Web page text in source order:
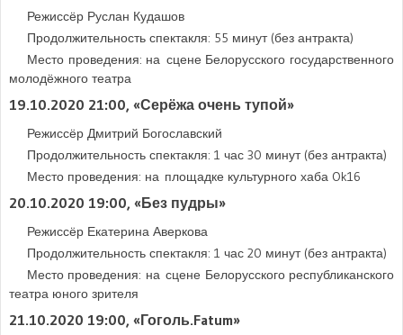
Режиссёр Руслан Кудашов
Продолжительность спектакля: 55 минут (без антракта)
Место проведения: на сцене Белорусского государственного
молодёжного театра
19.10.2020 21:00, «Серёжа очень тупой»
Режиссёр Дмитрий Богославский
Продолжительность спектакля: 1 час 30 минут (без антракта)
Место проведения: на площадке культурного хаба Ok16
20.10.2020 19:00, «Без пудры»
Режиссёр Екатерина Аверкова
Продолжительность спектакля: 1 час 20 минут (без антракта)
Место проведения: на сцене Белорусского республиканского
театра юного зрителя
21.10.2020 19:00, «Гоголь.Fatum»